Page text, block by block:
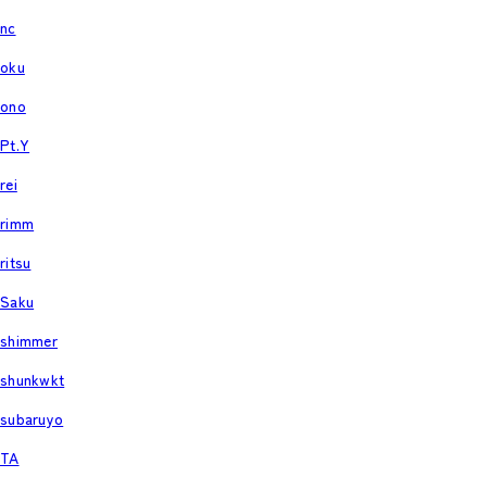
nc
oku
ono
Pt.Y
rei
rimm
ritsu
Saku
shimmer
shunkwkt
subaruyo
TA